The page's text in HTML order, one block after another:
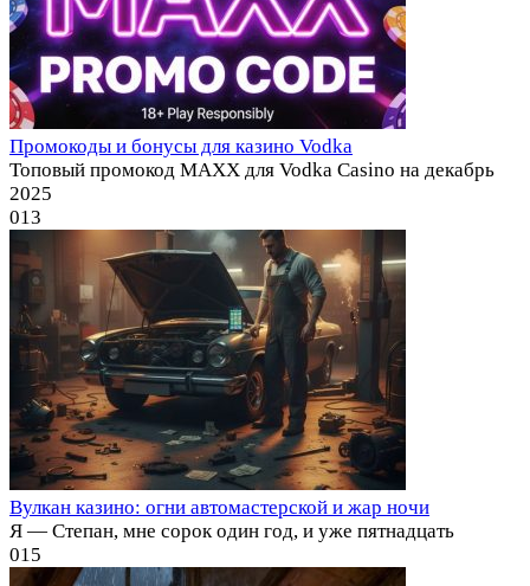
Промокоды и бонусы для казино Vodka
Топовый промокод MAXX для Vodka Casino на декабрь
2025
013
Вулкан казино: огни автомастерской и жар ночи
Я — Степан, мне сорок один год, и уже пятнадцать
015